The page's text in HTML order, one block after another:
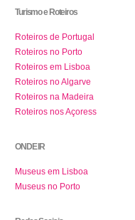
Turismo e Roteiros
Roteiros de Portugal
Roteiros no Porto
Roteiros em Lisboa
Roteiros no Algarve
Roteiros na Madeira
Roteiros nos Açoress
ONDE IR
Museus em Lisboa
Museus no Porto